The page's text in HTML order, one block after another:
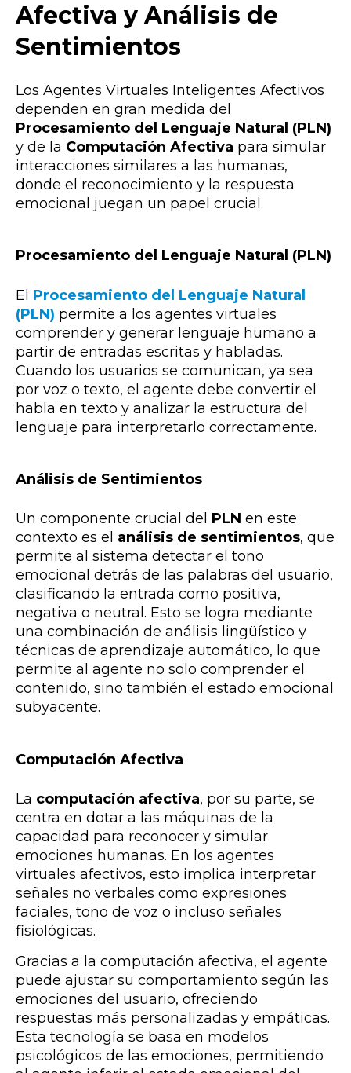
Afectiva y Análisis de
Sentimientos
Los Agentes Virtuales Inteligentes Afectivos
dependen en gran medida del
Procesamiento del Lenguaje Natural (PLN)
y de la Computación Afectiva para simular
interacciones similares a las humanas,
donde el reconocimiento y la respuesta
emocional juegan un papel crucial.
Procesamiento del Lenguaje Natural (PLN)
El Procesamiento del Lenguaje Natural
(PLN) permite a los agentes virtuales
comprender y generar lenguaje humano a
partir de entradas escritas y habladas.
Cuando los usuarios se comunican, ya sea
por voz o texto, el agente debe convertir el
habla en texto y analizar la estructura del
lenguaje para interpretarlo correctamente.
Análisis de Sentimientos
Un componente crucial del PLN en este
contexto es el análisis de sentimientos, que
permite al sistema detectar el tono
emocional detrás de las palabras del usuario,
clasificando la entrada como positiva,
negativa o neutral. Esto se logra mediante
una combinación de análisis lingüístico y
técnicas de aprendizaje automático, lo que
permite al agente no solo comprender el
contenido, sino también el estado emocional
subyacente.
Computación Afectiva
La computación afectiva, por su parte, se
centra en dotar a las máquinas de la
capacidad para reconocer y simular
emociones humanas. En los agentes
virtuales afectivos, esto implica interpretar
señales no verbales como expresiones
faciales, tono de voz o incluso señales
fisiológicas.
Gracias a la computación afectiva, el agente
puede ajustar su comportamiento según las
emociones del usuario, ofreciendo
respuestas más personalizadas y empáticas.
Esta tecnología se basa en modelos
psicológicos de las emociones, permitiendo